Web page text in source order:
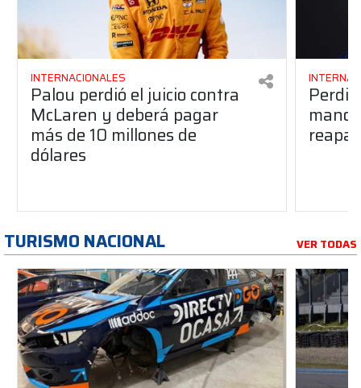
INTERNACIONALES
Palou perdió el juicio contra
McLaren y deberá pagar
más de 10 millones de
dólares
TURISMO NACIONAL VER TODAS